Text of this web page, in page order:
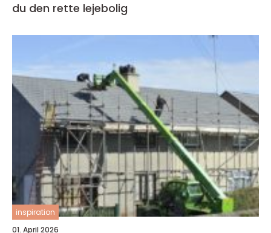
du den rette lejebolig
inspiration
01. April 2026